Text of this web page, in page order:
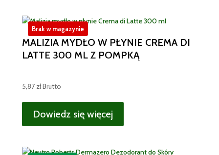
MALIZIA MYDŁO W PŁYNIE CREMA DI
LATTE 300 ML Z POMPKĄ
5,87 złBrutto
Dowiedz się więcej
Brak w magazynie